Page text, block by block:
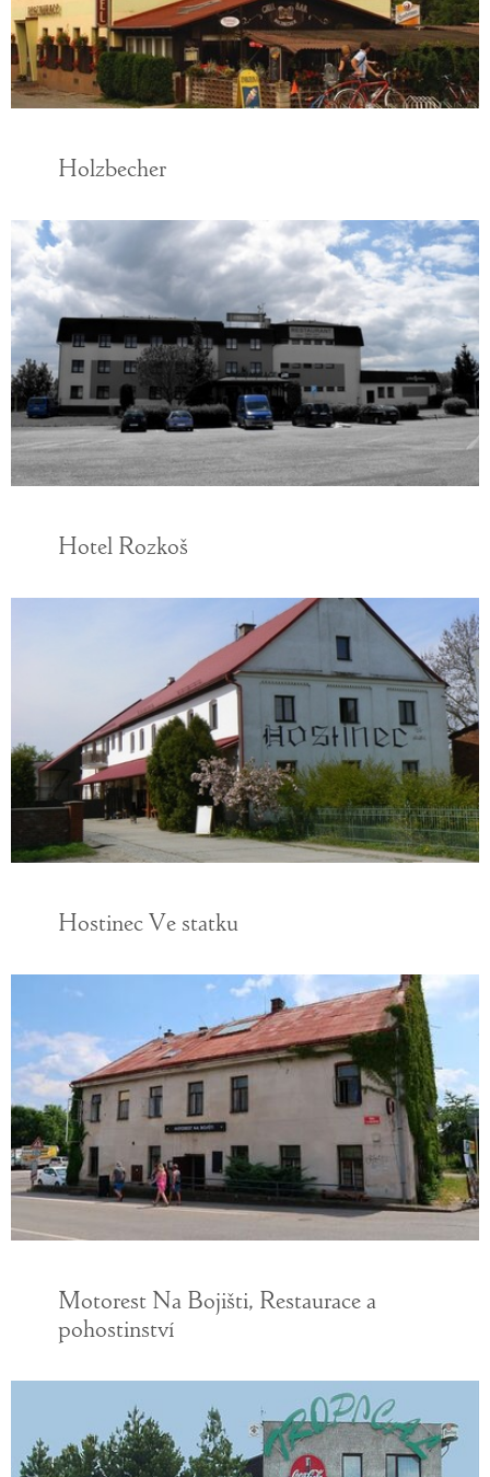
Holzbecher
Hotel Rozkoš
Hostinec Ve statku
Motorest Na Bojišti, Restaurace a
pohostinství